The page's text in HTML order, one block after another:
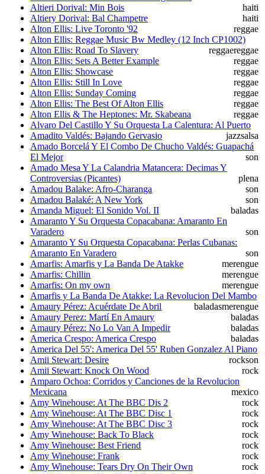
Altieri Dorival: Min Bois
haiti
Altiery Dorival: Bal Champetre
haiti
Alton Ellis: Live Toronto '92
reggae
Alton Ellis: Reggae Music Bw Medley (12 Inch CP1002)
reggae
Alton Ellis: Road To Slavery
reggae
Alton Ellis: Sets A Better Example
reggae
Alton Ellis: Showcase
reggae
Alton Ellis: Still In Love
reggae
Alton Ellis: Sunday Coming
reggae
Alton Ellis: The Best Of Alton Ellis
reggae
Alton Ellis & The Heptones: Mr. Skabeana
reggae
Alvaro Del Castillo Y Su Orquesta La Calentura: Al Puerto
salsa
Amadito Valdés: Bajando Gervasio
jazz
Amado Borcelá Y El Combo De Chucho Valdés: Guapachá
El Mejor
son
Amado Mesa Y La Calandria Matancera: Decimas Y
Controversias (Picantes)
plena
Amadou Balake: Afro-Charanga
son
Amadou Balaké: A New York
son
Amanda Miguel: El Sonido Vol. II
baladas
Amaranto Y Su Orquesta Copacabana: Amaranto En
Varadero
son
Amaranto Y Su Orquesta Copacabana: Perlas Cubanas:
Amaranto En Varadero
son
Amarfis: Amarfis y La Banda De Atakke
merengue
Amarfis: Chillin
merengue
Amarfis: On my own
merengue
Amarfis y La Banda De Atakke: La Revolucion Del Mambo
merengue
Amaury Pérez: Acuérdate De Abril
baladas
Amaury Perez: Martí En Amaury
baladas
Amaury Pérez: No Lo Van A Impedir
baladas
America Crespo: America Crespo
baladas
America Del 55': America Del 55' Ruben Gonzalez Al Piano
son
Amii Stewart: Desire
rock
Amii Stewart: Knock On Wood
rock
Amparo Ochoa: Corridos y Canciones de la Revolucion
Mexicana
mexico
Amy Winehouse: At The BBC Dis 2
rock
Amy Winehouse: At The BBC Disc 1
rock
Amy Winehouse: At The BBC Disc 3
rock
Amy Winehouse: Back To Black
rock
Amy Winehouse: Best Friend
rock
Amy Winehouse: Frank
rock
Amy Winehouse: Tears Dry On Their Own
rock